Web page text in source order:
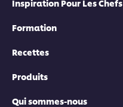
Inspiration Pour Les Chefs
Formation
Recettes
Produits
Qui sommes-nous